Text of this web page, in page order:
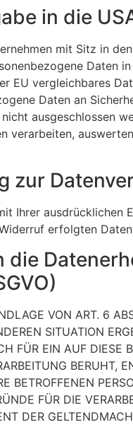
in die
mit Sitz in
EU vergleichbares
Daten an
ausgeschlossen
verarbeiten,
zur
Ihrer
erfolgten
VON ART. 6
SITUATION
FÜR EIN AUF DIESE
BERUHT,
BETROFFENEN
FÜR DIE
DER